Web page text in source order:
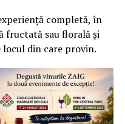
completă, în
fructată sau florală și
locul din care provin.